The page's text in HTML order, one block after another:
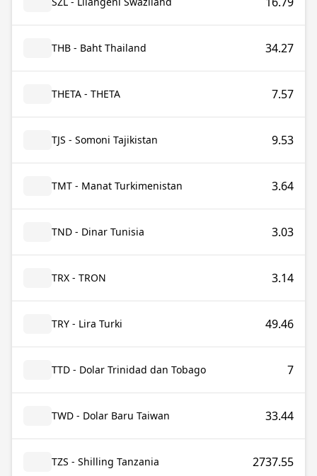
THB - Baht Thailand 34.27
THETA - THETA 7.57
TJS - Somoni Tajikistan 9.53
TMT - Manat Turkimenistan 3.64
TND - Dinar Tunisia 3.03
TRX - TRON 3.14
TRY - Lira Turki 49.46
TTD - Dolar Trinidad dan Tobago 7
TWD - Dolar Baru Taiwan 33.44
TZS - Shilling Tanzania 2737.55